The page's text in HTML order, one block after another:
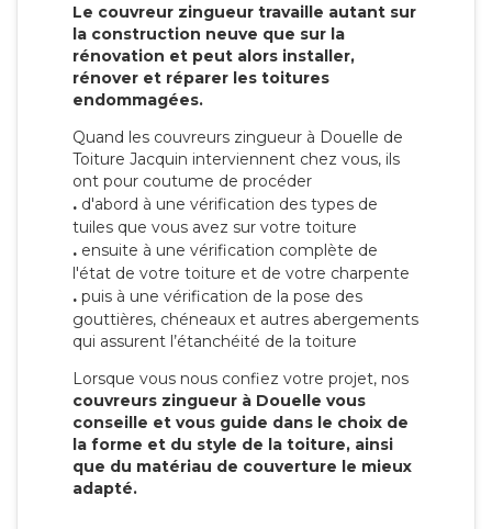
Le couvreur zingueur travaille autant sur
la construction neuve que sur la
rénovation et peut alors installer,
rénover et réparer les toitures
endommagées.
Quand les couvreurs zingueur à Douelle de
Toiture Jacquin interviennent chez vous, ils
ont pour coutume de procéder
. d'abord à une vérification des types de
tuiles que vous avez sur votre toiture
. ensuite à une vérification complète de
l'état de votre toiture et de votre charpente
. puis à une vérification de la pose des
gouttières, chéneaux et autres abergements
qui assurent l’étanchéité de la toiture
Lorsque vous nous confiez votre projet, nos
couvreurs zingueur à Douelle vous
conseille et vous guide dans le choix de
la forme et du style de la toiture, ainsi
que du matériau de couverture le mieux
adapté.